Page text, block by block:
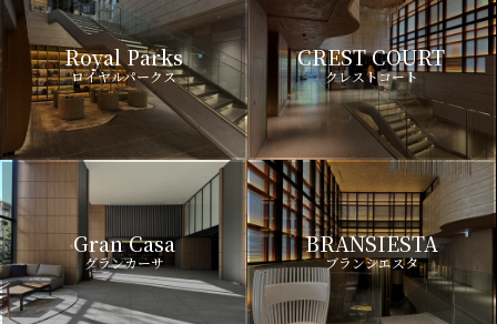
Royal Parks
ロイヤルパークス
CREST COURT
クレストコート
Gran Casa
グランカーサ
BRANSIESTA
ブランシエスタ